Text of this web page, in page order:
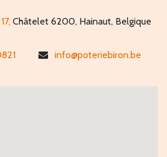
Châtelet 6200, Hainaut, Belgique
info@poteriebiron.be